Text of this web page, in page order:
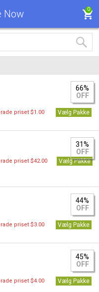
Now 0
66%
OFF
priset $1.00 Vælg Pakke
31%
OFF
priset $42.00 Vælg Pakke
44%
OFF
priset $3.00 Vælg Pakke
45%
OFF
priset $4.00 Vælg Pakke